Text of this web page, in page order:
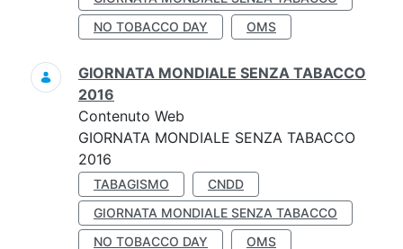
NO TOBACCO DAY
OMS
GIORNATA MONDIALE SENZA TABACCO
2016
Contenuto Web
GIORNATA MONDIALE SENZA TABACCO
2016
TABAGISMO
CNDD
GIORNATA MONDIALE SENZA TABACCO
NO TOBACCO DAY
OMS